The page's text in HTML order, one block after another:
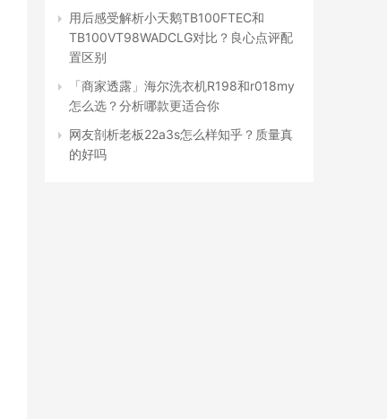
用后感受解析小天鹅TB100FTEC和
TB100VT98WADCLG对比？良心点评配
置区别
「商家透露」海尔洗衣机R198和r018my
怎么选？分析哪款更适合你
网友剖析老板22a3s怎么样知乎？质量真
的好吗